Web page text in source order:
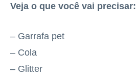
Veja o que você vai precisar:
– Garrafa pet
– Cola
– Glitter